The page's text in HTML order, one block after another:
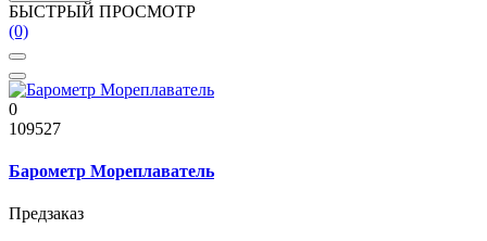
БЫСТРЫЙ ПРОСМОТР
(0)
0
109527
Барометр Мореплаватель
Предзаказ